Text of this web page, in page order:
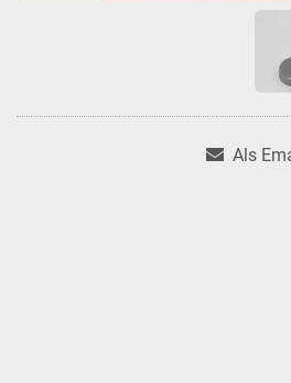
Als